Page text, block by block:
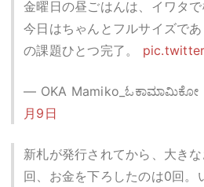
金曜日の昼ごはんは、イワタで
今日はちゃんとフルサイズで
の課題ひとつ完了。
— OKA Mamiko_ಓಕಾಮಾಮಿಕೋ
月9日
新札が発行されてから、大き
回、お金を下ろしたのは0回。